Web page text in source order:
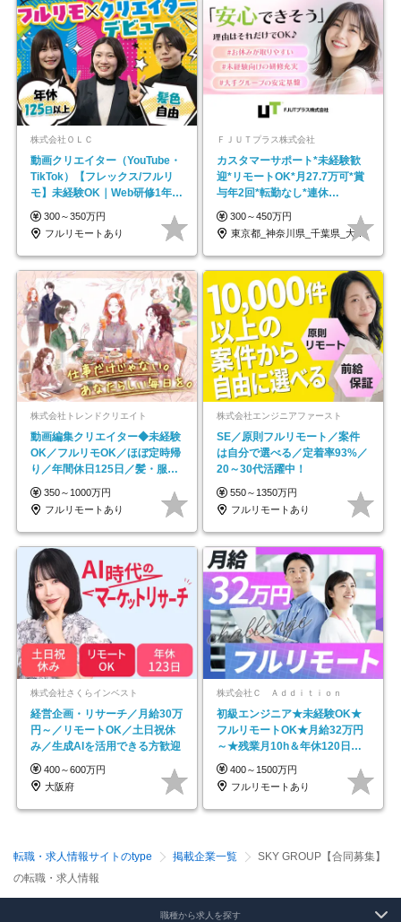
株式会社ＯＬＣ
動画クリエイター（YouTube・
TikTok）【フレックス/フルリ
モ】未経験OK｜Web研修1年間
｜副業OK
300～350万円
フルリモートあり
ＦＪＵＴプラス株式会社
カスタマーサポート*未経験歓
迎*リモートOK*月27.7万可*賞
与年2回*転勤なし*連休
OK/ZE010232
300～450万円
東京都_神奈川県_千葉県_大阪府_愛知県…
株式会社トレンドクリエイト
動画編集クリエイター◆未経験
OK／フルリモOK／ほぼ定時帰
り／年間休日125日／髪・服・
ネイル自由／副業OK
350～1000万円
フルリモートあり
株式会社エンジニアファースト
SE／原則フルリモート／案件
は自分で選べる／定着率93%／
20～30代活躍中！
550～1350万円
フルリモートあり
株式会社さくらインベスト
経営企画・リサーチ／月給30万
円～／リモートOK／土日祝休
み／生成AIを活用できる方歓迎
400～600万円
大阪府
株式会社Ｃ Ａｄｄｉｔｉｏｎ
初級エンジニア★未経験OK★
フルリモートOK★月給32万円
～★残業月10h＆年休120日以
上★副業可
400～1500万円
フルリモートあり
転職・求人情報サイトのtype 掲載企業一覧
SKY GROUP【合同募集】
の転職・求人情報
職種から求人を探す